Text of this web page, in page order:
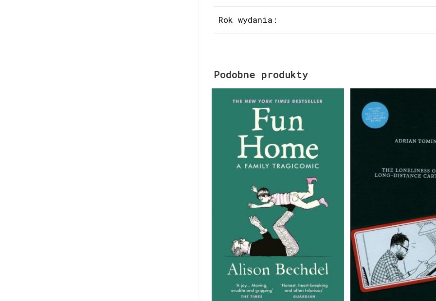
Rok wydania:
Podobne produkty